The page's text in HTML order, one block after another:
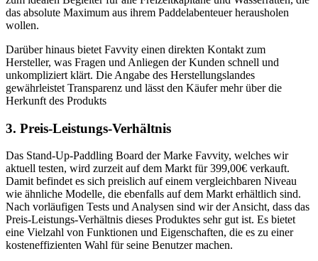
das absolute Maximum aus ihrem Paddelabenteuer herausholen
wollen.
Darüber hinaus bietet Favvity einen direkten Kontakt zum
Hersteller, was Fragen und Anliegen der Kunden schnell und
unkompliziert klärt. Die Angabe des Herstellungslandes
gewährleistet Transparenz und lässt den Käufer mehr über die
Herkunft des Produkts
3. Preis-Leistungs-Verhältnis
Das Stand-Up-Paddling Board der Marke Favvity, welches wir
aktuell testen, wird zurzeit auf dem Markt für 399,00€ verkauft.
Damit befindet es sich preislich auf einem vergleichbaren Niveau
wie ähnliche Modelle, die ebenfalls auf dem Markt erhältlich sind.
Nach vorläufigen Tests und Analysen sind wir der Ansicht, dass das
Preis-Leistungs-Verhältnis dieses Produktes sehr gut ist. Es bietet
eine Vielzahl von Funktionen und Eigenschaften, die es zu einer
kosteneffizienten Wahl für seine Benutzer machen.